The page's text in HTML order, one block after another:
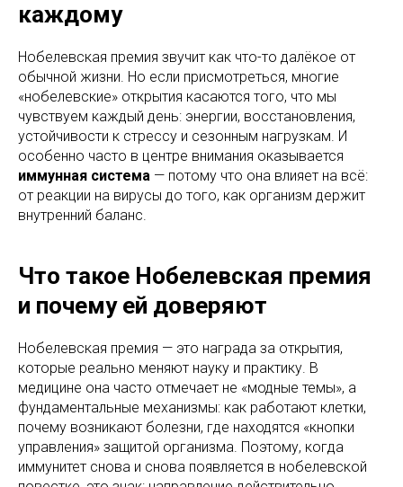
каждому
Нобелевская премия звучит как что-то далёкое от
обычной жизни. Но если присмотреться, многие
«нобелевские» открытия касаются того, что мы
чувствуем каждый день: энергии, восстановления,
устойчивости к стрессу и сезонным нагрузкам. И
особенно часто в центре внимания оказывается
иммунная система — потому что она влияет на всё:
от реакции на вирусы до того, как организм держит
внутренний баланс.
Что такое Нобелевская премия
и почему ей доверяют
Нобелевская премия — это награда за открытия,
которые реально меняют науку и практику. В
медицине она часто отмечает не «модные темы», а
фундаментальные механизмы: как работают клетки,
почему возникают болезни, где находятся «кнопки
управления» защитой организма. Поэтому, когда
иммунитет снова и снова появляется в нобелевской